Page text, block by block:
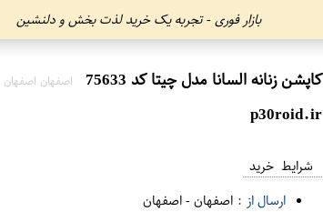
بازار فوری - تجربه یک خرید لذت بخش و دلنشین
کاپشن زنانه السانا مدل چیتا کد 75633 اصفهان اصفهان
p30roid.ir
شرایط خرید
ارسال از : اصفهان-اصفهان